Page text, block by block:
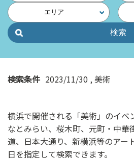
他
ペ
の
ク
ス
エリア
検索条件 2023/11/30 美術
横浜で開催される「美術」のイベ
なとみらい、桜木町、元町・中華
道、日本大通り、新横浜等のアー
日を指定して検索できます。